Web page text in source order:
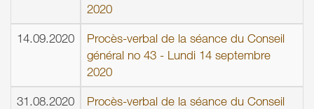
2020
14.09.2020
Procès-verbal de la séance du Conseil
général no 43 - Lundi 14 septembre
2020
31.08.2020
Procès-verbal de la séance du Conseil